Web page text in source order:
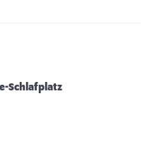
Schlafplatz